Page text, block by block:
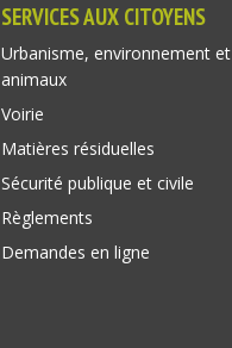
SERVICES AUX CITOYENS
Urbanisme, environnement et
animaux
Voirie
Matières résiduelles
Sécurité publique et civile
Règlements
Demandes en ligne